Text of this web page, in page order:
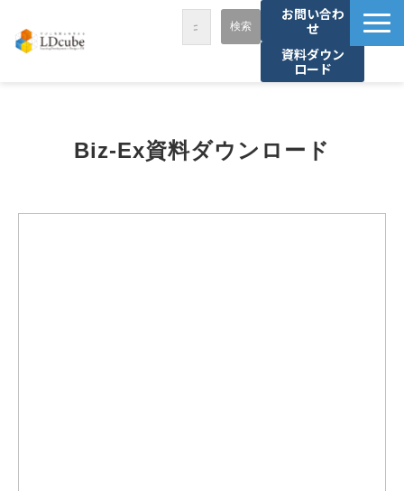
お問い合わ
せ
資料ダウン
ロード
課題から探す
Biz-Ex資料ダウンロード